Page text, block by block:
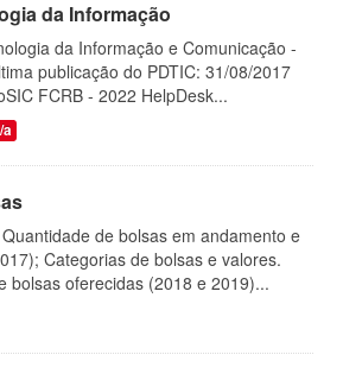
da Informação
da Informação e Comunicação -
publicação do PDTIC: 31/08/2017
FCRB - 2022 HelpDesk...
de bolsas em andamento e
Categorias de bolsas e valores.
bolsas oferecidas (2018 e 2019)...